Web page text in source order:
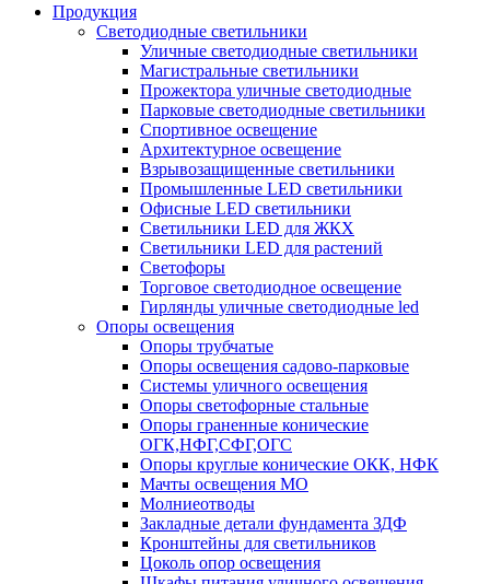
Продукция
Светодиодные светильники
Уличные светодиодные светильники
Магистральные светильники
Прожектора уличные светодиодные
Парковые светодиодные светильники
Спортивное освещение
Архитектурное освещение
Взрывозащищенные светильники
Промышленные LED светильники
Офисные LED светильники
Cветильники LED для ЖКХ
Светильники LED для растений
Светофоры
Торговое светодиодное освещение
Гирлянды уличные светодиодные led
Опоры освещения
Опоры трубчатые
Опоры освещения садово-парковые
Системы уличного освещения
Опоры светофорные стальные
Опоры граненные конические
ОГК,НФГ,СФГ,ОГС
Опоры круглые конические ОКК, НФК
Мачты освещения МО
Молниеотводы
Закладные детали фундамента ЗДФ
Кронштейны для светильников
Цоколь опор освещения